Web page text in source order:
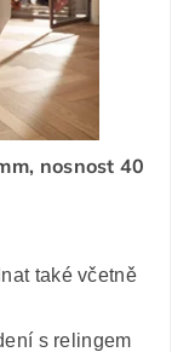
nosnost 40
také včetně
s relingem